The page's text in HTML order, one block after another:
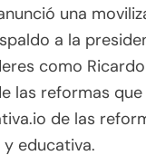
una
a la
como
las reformas
de las
educativa.